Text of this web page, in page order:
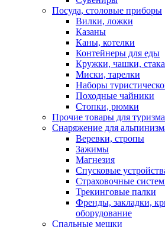
Посуда, столовые приборы
Вилки, ложки
Казаны
Каны, котелки
Контейнеры для еды
Кружки, чашки,
Миски, тарелки
Наборы
Походные чайники
Стопки, рюмки
Прочие товары для туризма
Снаряжение для
Веревки, стропы
Зажимы
Магнезия
Спусковые
Страховочные
Трекинговые палки
Френды, закладки,
оборудование
Спальные мешки